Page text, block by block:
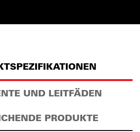
UND LEITFÄDEN
PRODUKTE